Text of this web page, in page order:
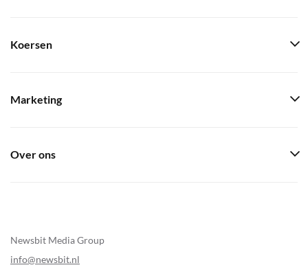
Newsbit Media Group
info@newsbit.nl
Koersen
Marketing
Over ons